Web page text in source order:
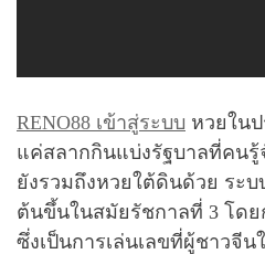
RENO88 เข้าสู่ระบบ หวยใน
แค่สลากกินแบ่งรัฐบาลที่คน
ยังรวมถึงหวยใต้ดินด้วย ระบ
ต้นขึ้นในสมัยรัชกาลที่ 3 โดย
ซึ่งเป็นการเล่นเลขที่ผู้ชาวจี